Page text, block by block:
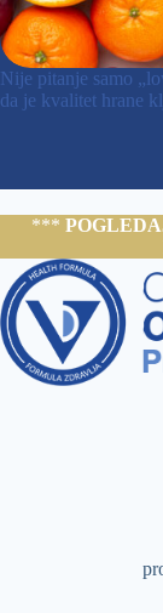
Nije pitanje samo
da je kvalitet hrane
***